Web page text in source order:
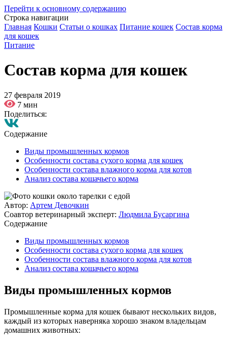
Перейти к основному содержанию
Строка навигации
Главная Кошки Статьи о кошках Питание кошек Состав корма
для кошек
Питание
Состав корма для кошек
27 февраля 2019
7 мин
Поделиться:
Содержание
Виды промышленных кормов
Особенности состава сухого корма для кошек
Особенности состава влажного корма для котов
Анализ состава кошачьего корма
Автор: Артем Девочкин
Соавтор ветеринарный эксперт: Людмила Бусаргина
Содержание
Виды промышленных кормов
Особенности состава сухого корма для кошек
Особенности состава влажного корма для котов
Анализ состава кошачьего корма
Виды промышленных кормов
Промышленные корма для кошек бывают нескольких видов,
каждый из которых наверняка хорошо знаком владельцам
домашних животных: